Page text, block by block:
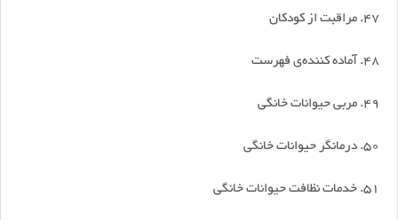
47. مراقبت از کودکان
48. آماده کننده‌ی فهرست
49. مربی حیوانات خانگی
50. درمانگر حیوانات خانگی
51. خدمات نظافت حیوانات خانگی